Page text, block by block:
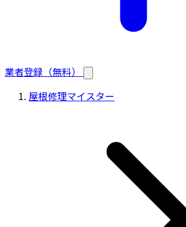
業者登録（無料）
屋根修理マイスター